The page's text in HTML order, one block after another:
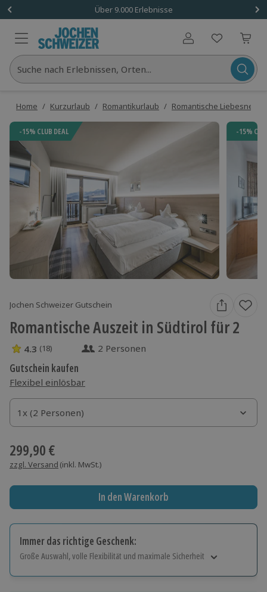
Über 9.000 Erlebnisse
Benutzerkonto
Suche nach Erlebnissen, Orten...
Home / Kurzurlaub / Romantikurlaub / Romantische Liebesnester
-15% CLUB DEAL -15%
Jochen Schweizer Gutschein
Romantische Auszeit in Südtirol für 2
4.3 Sterne von 5 aus 18 Bewertungen
4.3 (18) 2 Personen
Gutschein kaufen
Flexibel einlösbar
1x (2 Personen)
1x (2 Personen)
1x (2 Personen)
299,90 €
zzgl. Versand (inkl. MwSt.)
In den Warenkorb
Immer das richtige Geschenk:
Große Auswahl, volle Flexibilität und maximale Sicherheit